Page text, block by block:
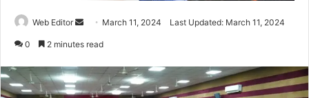
Web Editor March 11, 2024 Last Updated: March 11, 2024
0 2 minutes read